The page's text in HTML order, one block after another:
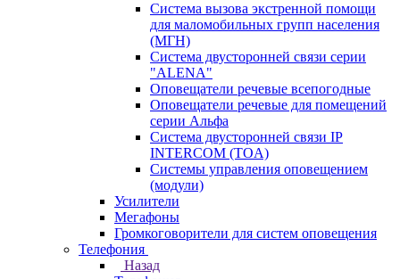
Система вызова экстренной помощи
для маломобильных групп населения
(МГН)
Система двусторонней связи серии
"ALENA"
Оповещатели речевые всепогодные
Оповещатели речевые для помещений
серии Альфа
Система двусторонней связи IP
INTERCOM (TOA)
Системы управления оповещением
(модули)
Усилители
Мегафоны
Громкоговорители для систем оповещения
Телефония
Назад